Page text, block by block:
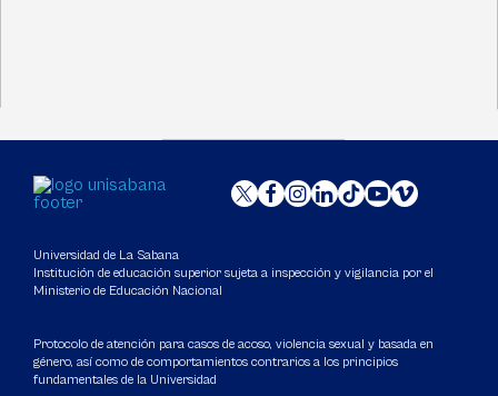
Universidad de La Sabana
Institución de educación superior sujeta a inspección y vigilancia por el
Ministerio de Educación Nacional
Protocolo de atención para casos de acoso, violencia sexual y basada en
género, así como de comportamientos contrarios a los principios
fundamentales de la Universidad